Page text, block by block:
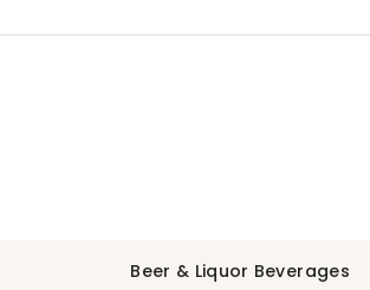
Beverages
Beer & Liquor